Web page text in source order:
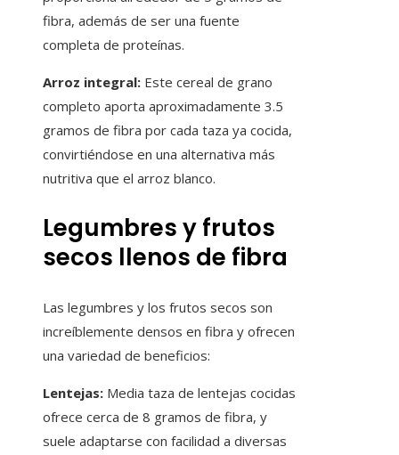
fibra, además de ser una fuente
completa de proteínas.
Arroz integral: Este cereal de grano
completo aporta aproximadamente 3.5
gramos de fibra por cada taza ya cocida,
convirtiéndose en una alternativa más
nutritiva que el arroz blanco.
Legumbres y frutos
secos llenos de fibra
Las legumbres y los frutos secos son
increíblemente densos en fibra y ofrecen
una variedad de beneficios:
Lentejas: Media taza de lentejas cocidas
ofrece cerca de 8 gramos de fibra, y
suele adaptarse con facilidad a diversas